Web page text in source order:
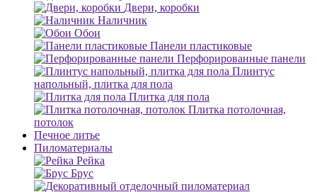
Двери, коробки
Наличник
Обои
Панели пластиковые
Перфорированные панели
Плинтус
напольный, плитка для пола
Плитка для пола
Плитка потолочная,
потолок
Печное литье
Пиломатериалы
Рейка
Брус